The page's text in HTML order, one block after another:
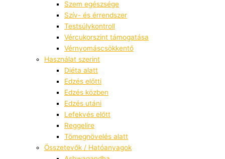
Szem egészsége
Szív- és érrendszer
Testsúlykontroll
Vércukorszint támogatása
Vérnyomáscsökkentő
Használat szerint
Diéta alatt
Edzés előtti
Edzés közben
Edzés utáni
Lefekvés előtt
Reggelire
Tömegnövelés alatt
Összetevők / Hatóanyagok